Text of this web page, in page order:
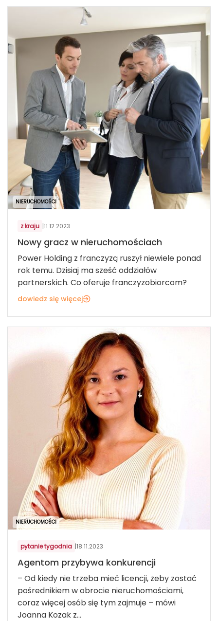
NIERUCHOMOŚCI
z kraju |11.12.2023
Nowy gracz w nieruchomościach
Power Holding z franczyzą ruszył niewiele ponad
rok temu. Dzisiaj ma sześć oddziałów
partnerskich. Co oferuje franczyzobiorcom?
dowiedz się więcej
NIERUCHOMOŚCI
pytanie tygodnia |18.11.2023
Agentom przybywa konkurencji
– Od kiedy nie trzeba mieć licencji, żeby zostać
pośrednikiem w obrocie nieruchomościami,
coraz więcej osób się tym zajmuje – mówi
Joanna Kozak z...